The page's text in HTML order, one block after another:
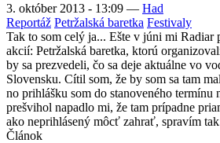
3. október 2013 - 13:09 — Had
Reportáž Petržalská baretka Festivaly
Tak to som celý ja... Ešte v júni mi Radiar
akcií: Petržalská baretka, ktorú
by sa prezvedeli, čo sa deje aktuálne vo
Slovensku. Cítil som, že by som sa tam
no prihlášku som do stanoveného termínu
prešvihol napadlo mi, že tam prípadne
ako neprihlásený môcť zahrať, spravím
Článok